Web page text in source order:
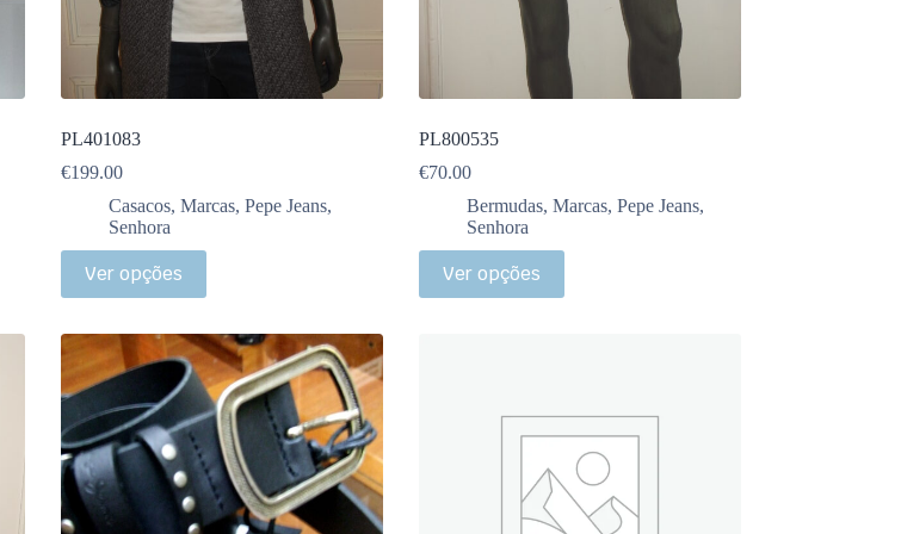
PL401083
€199.00
Casacos, Marcas, Pepe Jeans,
Senhora
Ver opções
PL800535
€70.00
Bermudas, Marcas, Pepe Jeans,
Senhora
Ver opções